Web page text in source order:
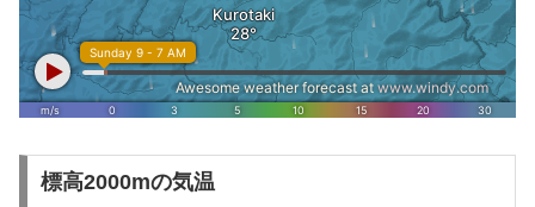
標高2000mの気温